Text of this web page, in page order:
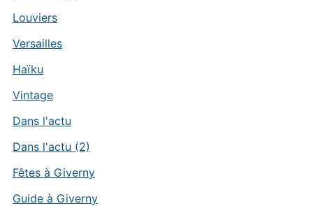
Louviers
Versailles
Haïku
Vintage
Dans l'actu
Dans l'actu (2)
Fêtes à Giverny
Guide à Giverny